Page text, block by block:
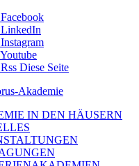
Diese Seite
IN DEN HÄUSERN